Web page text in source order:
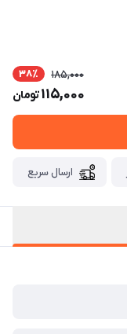
185,000 38٪
115,000تومان
ارسال سریع